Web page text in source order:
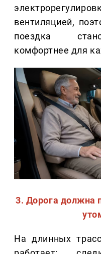
вентиляцией,
поездка
комфортнее для
3. Дорога должна
На длинных